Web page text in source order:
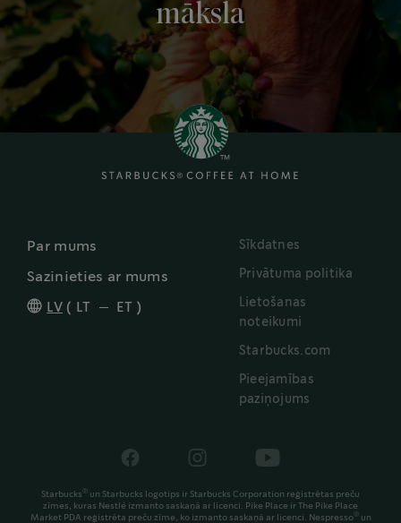
māksla
Par mums
Sazinieties ar mums
LV ( LT ET )
Sīkdatnes
Privātuma politika
Lietošanas
noteikumi
Starbucks.com
Pieejamības
paziņojums
Starbucks
un Starbucks logotips ir Starbucks Corporation reģistrētas preču
zīmes, kuras Nestlé izmanto saskaņā ar licenci. Pike Place ir The Pike Place
Market PDA reģistrēta preču zīme, ko izmanto saskaņā ar licenci. Nespresso un